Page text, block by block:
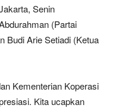
Senin
(Partai
Budi Arie Setiadi (Ketua
Kementerian Koperasi
Kita ucapkan